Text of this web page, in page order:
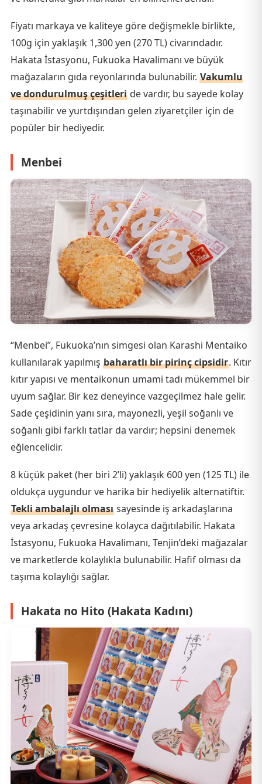
Fiyatı markaya ve kaliteye göre değişmekle birlikte,
100g için yaklaşık 1,300 yen (270 TL) civarındadır.
Hakata İstasyonu, Fukuoka Havalimanı ve büyük
mağazaların gıda reyonlarında bulunabilir. Vakumlu
ve dondurulmuş çeşitleri de vardır, bu sayede kolay
taşınabilir ve yurtdışından gelen ziyaretçiler için de
popüler bir hediyedir.
Menbei
“Menbei”, Fukuoka’nın simgesi olan Karashi Mentaiko
kullanılarak yapılmış baharatlı bir pirinç cipsidir. Kıtır
kıtır yapısı ve mentaikonun umami tadı mükemmel bir
uyum sağlar. Bir kez deneyince vazgeçilmez hale gelir.
Sade çeşidinin yanı sıra, mayonezli, yeşil soğanlı ve
soğanlı gibi farklı tatlar da vardır; hepsini denemek
eğlencelidir.
8 küçük paket (her biri 2’li) yaklaşık 600 yen (125 TL) ile
oldukça uygundur ve harika bir hediyelik alternatiftir.
Tekli ambalajlı olması sayesinde iş arkadaşlarına
veya arkadaş çevresine kolayca dağıtılabilir. Hakata
İstasyonu, Fukuoka Havalimanı, Tenjin’deki mağazalar
ve marketlerde kolaylıkla bulunabilir. Hafif olması da
taşıma kolaylığı sağlar.
Hakata no Hito (Hakata Kadını)